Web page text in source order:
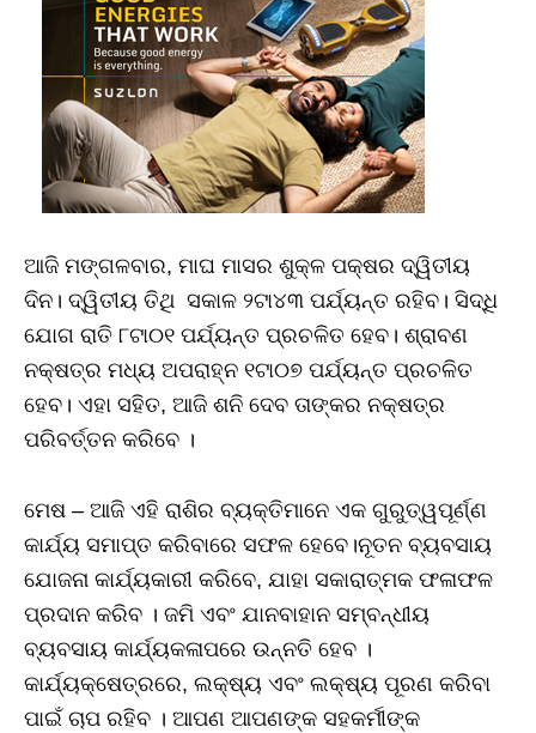
ଆଜି ମଙ୍ଗଳବାର, ମାଘ ମାସର ଶୁକ୍ଳ ପକ୍ଷର ଦ୍ୱିତୀୟ
ଦିନ। ଦ୍ୱିତୀୟ ତିଥି ସକାଳ ୨ଟା୪୩ ପର୍ଯ୍ୟନ୍ତ ରହିବ। ସିଦ୍ଧି
ଯୋଗ ରାତି ୮ଟା୦୧ ପର୍ଯ୍ୟନ୍ତ ପ୍ରଚଳିତ ହେବ। ଶ୍ରାବଣ
ନକ୍ଷତ୍ର ମଧ୍ୟ ଅପରାହ୍ନ ୧ଟା୦୭ ପର୍ଯ୍ୟନ୍ତ ପ୍ରଚଳିତ
ହେବ। ଏହା ସହିତ, ଆଜି ଶନି ଦେବ ତାଙ୍କର ନକ୍ଷତ୍ର
ପରିବର୍ତ୍ତନ କରିବେ ।
ମେଷ – ଆଜି ଏହି ରାଶିର ବ୍ୟକ୍ତିମାନେ ଏକ ଗୁରୁତ୍ୱପୂର୍ଣ୍ଣ
କାର୍ଯ୍ୟ ସମାପ୍ତ କରିବାରେ ସଫଳ ହେବେ।ନୂତନ ବ୍ୟବସାୟ
ଯୋଜନା କାର୍ଯ୍ୟକାରୀ କରିବେ, ଯାହା ସକାରାତ୍ମକ ଫଳାଫଳ
ପ୍ରଦାନ କରିବ । ଜମି ଏବଂ ଯାନବାହାନ ସମ୍ବନ୍ଧୀୟ
ବ୍ୟବସାୟ କାର୍ଯ୍ୟକଳାପରେ ଉନ୍ନତି ହେବ ।
କାର୍ଯ୍ୟକ୍ଷେତ୍ରରେ, ଲକ୍ଷ୍ୟ ଏବଂ ଲକ୍ଷ୍ୟ ପୂରଣ କରିବା
ପାଇଁ ଚାପ ରହିବ । ଆପଣ ଆପଣଙ୍କ ସହକର୍ମୀଙ୍କ